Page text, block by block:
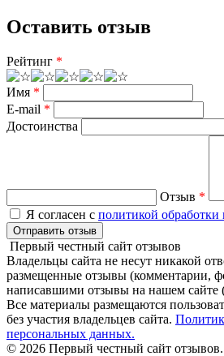
Оставить отзыв
Рейтинг *
Имя *
E-mail *
Достоинства
Отзыв *
Я согласен с политикой
Отправить отзыв
Первый честный сайт отзывов
Владельцы сайта не несут никакой
размещенные отзывы (комментарии,
написавшими отзывы на нашем сайте
Все материалы размещаются
без участия владельцев сайта.
персональных данных.
© 2026 Первый честный сайт